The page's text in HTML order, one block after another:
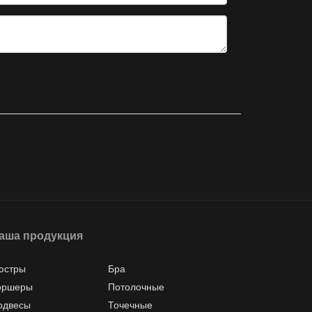
продукция
Бра
Потолочные
Точечные